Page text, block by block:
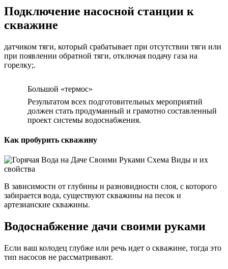
Подключение насосной станции к
скважине
датчиком тяги, который срабатывает при отсутствии тяги или
при появлении обратной тяги, отключая подачу газа на
горелку;.
Большой «термос»
Результатом всех подготовительных мероприятий
должен стать продуманный и грамотно составленный
проект системы водоснабжения.
Как пробурить скважину
В зависимости от глубины и разновидности слоя, с которого
забирается вода, существуют скважины на песок и
артезианские скважины.
Водоснабжение дачи своими руками
Если ваш колодец глубже или речь идет о скважине, тогда это
тип насосов не рассматривают.